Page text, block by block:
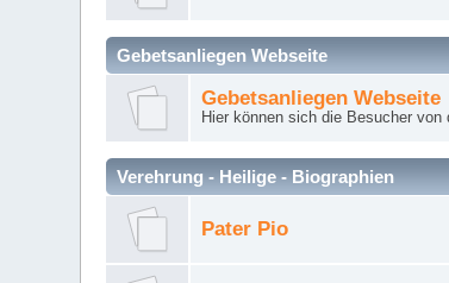
Gebetsanliegen Webseite
Gebetsanliegen Webseite
Hier können sich die Besucher
Verehrung - Heilige - Biographien
Pater Pio